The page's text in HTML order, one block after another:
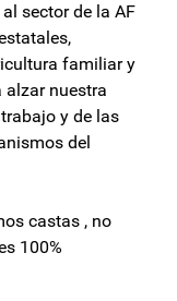
sector de la AF
familiar y
alzar nuestra
y de las
del
castas , no
100%